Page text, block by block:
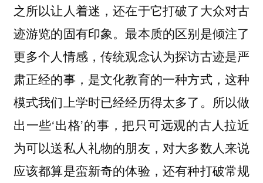
之所以让人着迷，还在于它打破了大众对古
迹游览的固有印象。最本质的区别是倾注了
更多个人情感，传统观念认为探访古迹是严
肃正经的事，是文化教育的一种方式，这种
模式我们上学时已经经历得太多了。所以做
出一些‘出格’的事，把只可远观的古人拉近
为可以送私人礼物的朋友，对大多数人来说
应该都算是蛮新奇的体验，还有种打破常规